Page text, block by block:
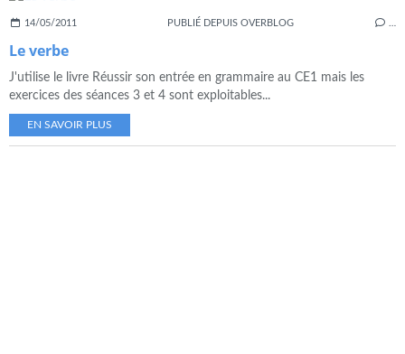
14/05/2011 PUBLIÉ DEPUIS OVERBLOG
Le verbe
J'utilise le livre Réussir son entrée en grammaire au CE1 mais les
exercices des séances 3 et 4 sont exploitables...
EN SAVOIR PLUS